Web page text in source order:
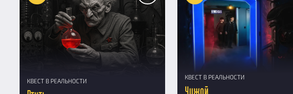
КВЕСТ В РЕАЛЬНОСТИ
КВЕСТ В РЕАЛЬНОСТИ